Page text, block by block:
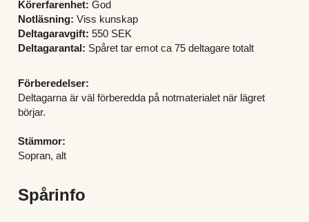
Körerfarenhet: God
Notläsning: Viss kunskap
Deltagaravgift: 550 SEK
Deltagarantal: Spåret tar emot ca 75 deltagare totalt
Förberedelser:
Deltagarna är väl förberedda på notmaterialet när lägret
börjar.
Stämmor:
Sopran, alt
Spårinfo